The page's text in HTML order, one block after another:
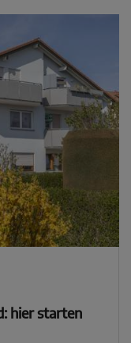
hier starten